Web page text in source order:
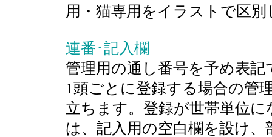
用・猫専用をイラストで区別
連番･記入欄
管理用の通し番号を予め表記
1頭ごとに登録する場合の管
立ちます。登録が世帯単位に
は、記入用の空白欄を設け、